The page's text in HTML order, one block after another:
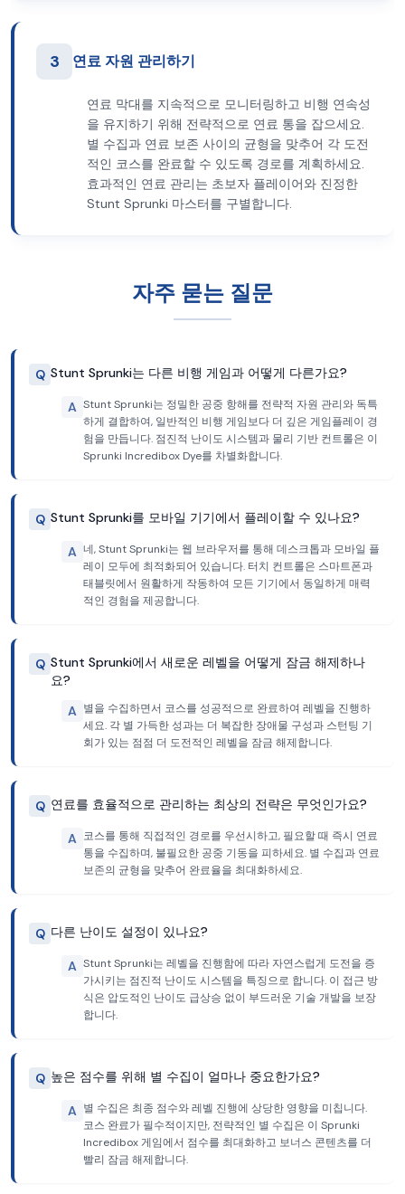
3 연료 자원 관리하기
연료 막대를 지속적으로 모니터링하고 비행 연속성
을 유지하기 위해 전략적으로 연료 통을 잡으세요.
별 수집과 연료 보존 사이의 균형을 맞추어 각 도전
적인 코스를 완료할 수 있도록 경로를 계획하세요.
효과적인 연료 관리는 초보자 플레이어와 진정한
Stunt Sprunki 마스터를 구별합니다.
자주 묻는 질문
Q Stunt Sprunki는 다른 비행 게임과 어떻게 다른가요?
A Stunt Sprunki는 정밀한 공중 항해를 전략적 자원 관리와 독특
하게 결합하여, 일반적인 비행 게임보다 더 깊은 게임플레이 경
험을 만듭니다. 점진적 난이도 시스템과 물리 기반 컨트롤은 이
Sprunki Incredibox Dye를 차별화합니다.
Q Stunt Sprunki를 모바일 기기에서 플레이할 수 있나요?
A 네, Stunt Sprunki는 웹 브라우저를 통해 데스크톱과 모바일 플
레이 모두에 최적화되어 있습니다. 터치 컨트롤은 스마트폰과
태블릿에서 원활하게 작동하여 모든 기기에서 동일하게 매력
적인 경험을 제공합니다.
Q Stunt Sprunki에서 새로운 레벨을 어떻게 잠금 해제하나
요?
A 별을 수집하면서 코스를 성공적으로 완료하여 레벨을 진행하
세요. 각 별 가득한 성과는 더 복잡한 장애물 구성과 스턴팅 기
회가 있는 점점 더 도전적인 레벨을 잠금 해제합니다.
Q 연료를 효율적으로 관리하는 최상의 전략은 무엇인가요?
A 코스를 통해 직접적인 경로를 우선시하고, 필요할 때 즉시 연료
통을 수집하며, 불필요한 공중 기동을 피하세요. 별 수집과 연료
보존의 균형을 맞추어 완료율을 최대화하세요.
Q 다른 난이도 설정이 있나요?
A Stunt Sprunki는 레벨을 진행함에 따라 자연스럽게 도전을 증
가시키는 점진적 난이도 시스템을 특징으로 합니다. 이 접근 방
식은 압도적인 난이도 급상승 없이 부드러운 기술 개발을 보장
합니다.
Q 높은 점수를 위해 별 수집이 얼마나 중요한가요?
A 별 수집은 최종 점수와 레벨 진행에 상당한 영향을 미칩니다.
코스 완료가 필수적이지만, 전략적인 별 수집은 이 Sprunki
Incredibox 게임에서 점수를 최대화하고 보너스 콘텐츠를 더
빨리 잠금 해제합니다.